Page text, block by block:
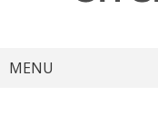
MENU